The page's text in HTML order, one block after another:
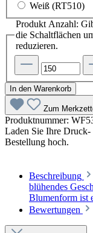
Weiß (RT510)
Produkt Anzahl:
die Schaltflächen
reduzieren.
In den Warenkorb
Zum
Produktnummer:
Laden Sie Ihre Druck-
Bestellung hoch.
Beschreibung
blühendes
Blumenform ist
Bewertungen